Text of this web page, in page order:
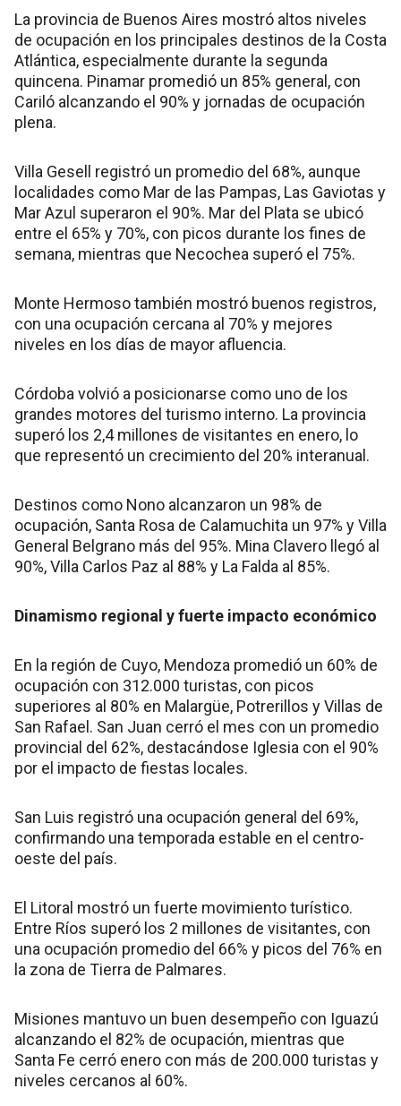
La provincia de Buenos Aires mostró altos niveles
de ocupación en los principales destinos de la Costa
Atlántica, especialmente durante la segunda
quincena. Pinamar promedió un 85% general, con
Cariló alcanzando el 90% y jornadas de ocupación
plena.
Villa Gesell registró un promedio del 68%, aunque
localidades como Mar de las Pampas, Las Gaviotas y
Mar Azul superaron el 90%. Mar del Plata se ubicó
entre el 65% y 70%, con picos durante los fines de
semana, mientras que Necochea superó el 75%.
Monte Hermoso también mostró buenos registros,
con una ocupación cercana al 70% y mejores
niveles en los días de mayor afluencia.
Córdoba volvió a posicionarse como uno de los
grandes motores del turismo interno. La provincia
superó los 2,4 millones de visitantes en enero, lo
que representó un crecimiento del 20% interanual.
Destinos como Nono alcanzaron un 98% de
ocupación, Santa Rosa de Calamuchita un 97% y Villa
General Belgrano más del 95%. Mina Clavero llegó al
90%, Villa Carlos Paz al 88% y La Falda al 85%.
Dinamismo regional y fuerte impacto económico
En la región de Cuyo, Mendoza promedió un 60% de
ocupación con 312.000 turistas, con picos
superiores al 80% en Malargüe, Potrerillos y Villas de
San Rafael. San Juan cerró el mes con un promedio
provincial del 62%, destacándose Iglesia con el 90%
por el impacto de fiestas locales.
San Luis registró una ocupación general del 69%,
confirmando una temporada estable en el centro-
oeste del país.
El Litoral mostró un fuerte movimiento turístico.
Entre Ríos superó los 2 millones de visitantes, con
una ocupación promedio del 66% y picos del 76% en
la zona de Tierra de Palmares.
Misiones mantuvo un buen desempeño con Iguazú
alcanzando el 82% de ocupación, mientras que
Santa Fe cerró enero con más de 200.000 turistas y
niveles cercanos al 60%.